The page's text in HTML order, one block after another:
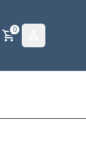
0